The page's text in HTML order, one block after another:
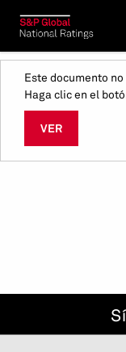
Este documento
Haga clic en el
VER